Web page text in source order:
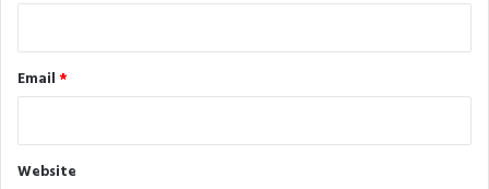
Email *
Website